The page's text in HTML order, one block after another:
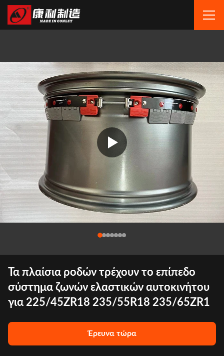
Τα πλαίσια ροδών τρέχουν το επίπεδο
σύστημα ζωνών ελαστικών αυτοκινήτου
για 225/45ZR18 235/55R18 235/65ZR1
Έρευνα τώρα